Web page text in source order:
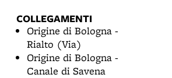
COLLEGAMENTI
Origine di Bologna -
Rialto (Via)
Origine di Bologna -
Canale di Savena